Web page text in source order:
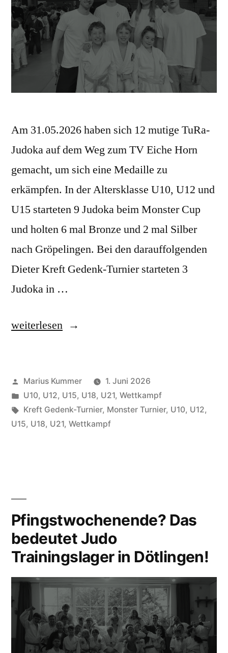
Am 31.05.2026 haben sich 12 mutige TuRa-
Judoka auf dem Weg zum TV Eiche Horn
gemacht, um sich eine Medaille zu
erkämpfen. In der Altersklasse U10, U12 und
U15 starteten 9 Judoka beim Monster Cup
und holten 6 mal Bronze und 2 mal Silber
nach Gröpelingen. Bei den darauffolgenden
Dieter Kreft Gedenk-Turnier starteten 3
Judoka in …
„1
Turniere
und
12
Medaillen-
Jagd“
weiterlesen
Veröffentlicht
von
Marius Kummer
1. Juni 2026
Veröffentlicht
unter
U10, U12, U15, U18, U21, Wettkampf
Schlagwörter:
Kreft Gedenk-Turnier, Monster Turnier, U10, U12,
U15, U18, U21, Wettkampf
Pfingstwochenende? Das
bedeutet Judo
Trainingslager in Dötlingen!